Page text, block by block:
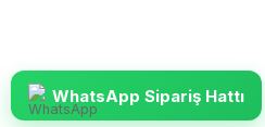
WhatsApp Sipariş Hattı